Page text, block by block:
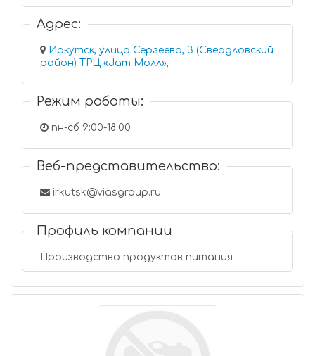
Адрес:
Иркутск, улица Сергеева, 3 (Свердловский
район) ТРЦ «Jam Молл»,
Режим работы:
пн-сб 9:00-18:00
Веб-представительство:
irkutsk@viasgroup.ru
Профиль компании
Производство продуктов питания